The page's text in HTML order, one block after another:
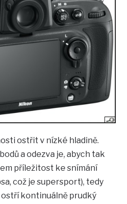
ostřit v nízké hladině.
a odezva je, abych tak
příležitost ke snímání
což je supersport), tedy
kontinuálně prudký